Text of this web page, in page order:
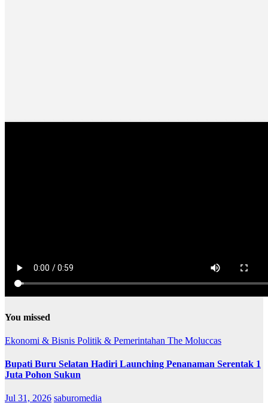
You missed
Ekonomi & Bisnis Politik & Pemerintahan The Moluccas
Bupati Buru Selatan Hadiri Launching Penanaman Serentak 1
Juta Pohon Sukun
Jul 31, 2026 saburomedia